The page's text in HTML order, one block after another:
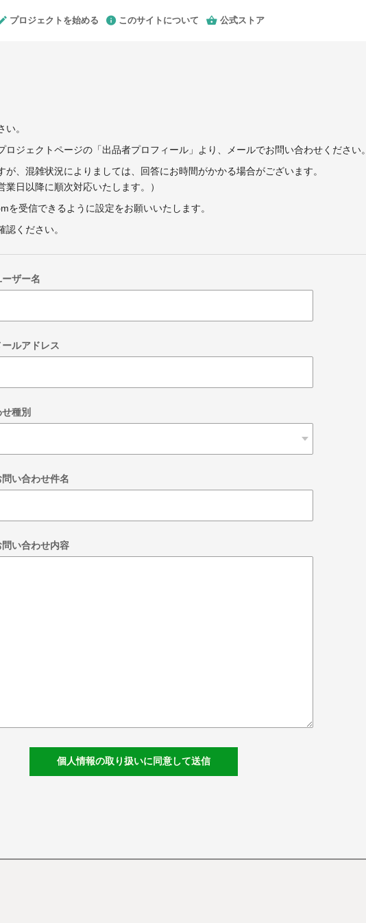
プロジェクトを始める このサイトについて 公式ストア
い。
ジェクトページの「出品者プロフィール」より、メールでお問い合わせください。
、混雑状況によりましては、回答にお時間がかかる場合がございます。
日以降に順次対応いたします。）
を受信できるように設定をお願いいたします。
ください。
ーザー名
ールアドレス
種別
問い合わせ件名
問い合わせ内容
個人情報の取り扱いに同意して送信